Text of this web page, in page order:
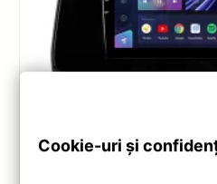
Navigație Teyes CC3
Cookie-uri și